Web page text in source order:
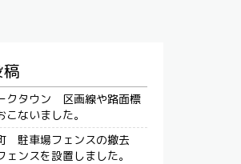
クタウン 区画線や路面標
ないました。
駐車場フェンスの撤去
ェンスを設置しました。